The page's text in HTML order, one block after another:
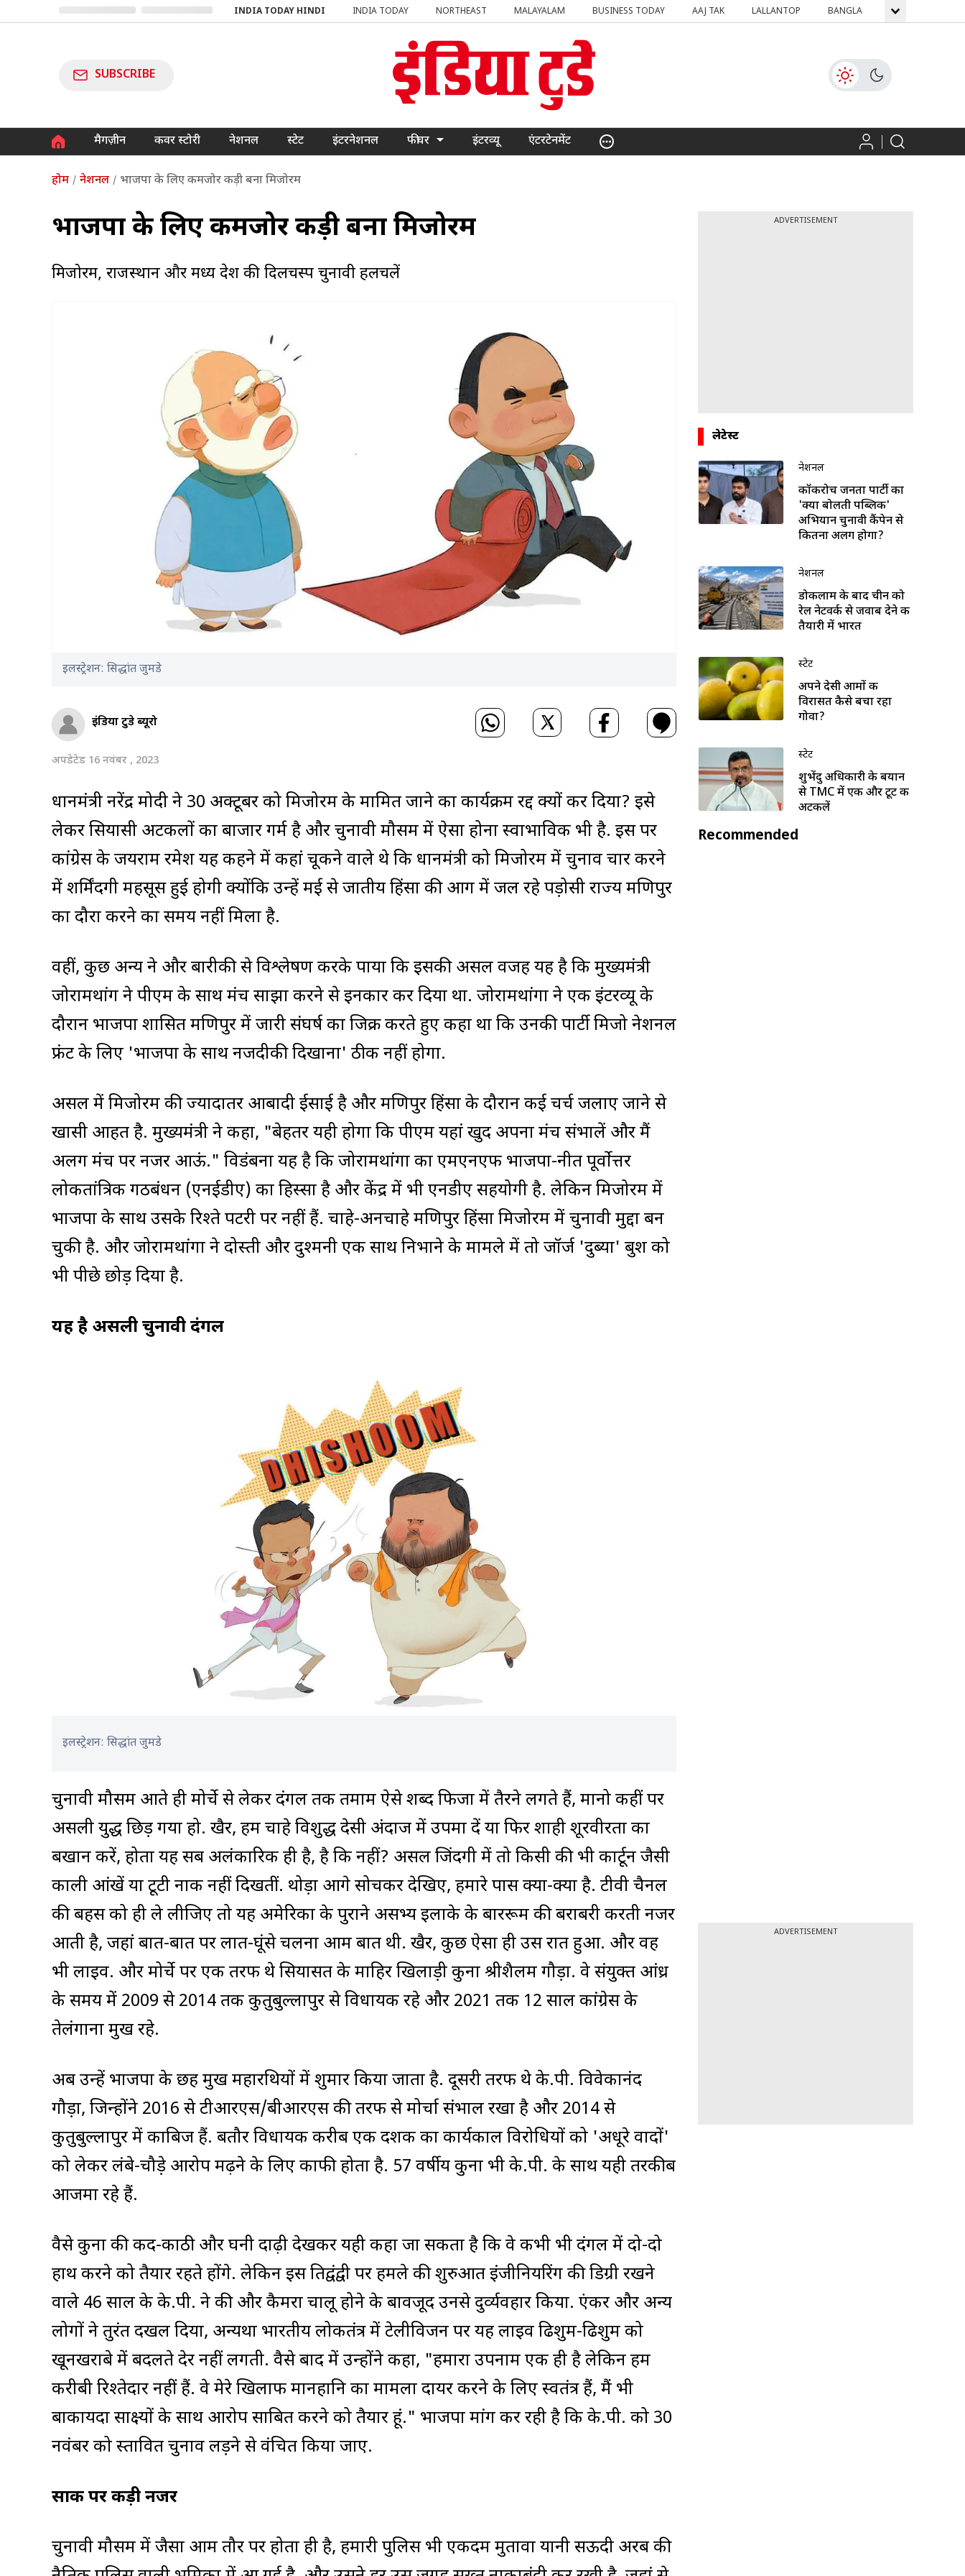
INDIA TODAY HINDI INDIA TODAY NORTHEAST MALAYALAM BUSINESS TODAY AAJ TAK LALLANTOP BANGLA GNTTV
SUBSCRIBE
मैगज़ीन कवर स्टोरी नेशनल स्टेट इंटरनेशनल फीचर इंटरव्यू एंटरटेनमेंट
होम नेशनल भाजपा के लिए कमजोर कड़ी बना मिजोरम
भाजपा के लिए कमजोर कड़ी बना मिजोरम
मिजोरम, राजस्थान और मध्य प्रदेश की दिलचस्प चुनावी हलचलें
इलस्ट्रेशन: सिद्धांत जुमडे
इंडिया टुडे ब्यूरो
अपडेटेड 16 नवंबर , 2023
प्रधानमंत्री नरेंद्र मोदी ने 30 अक्टूबर को मिजोरम के मामित जाने का कार्यक्रम रद्द क्यों कर दिया? इसे
लेकर सियासी अटकलों का बाजार गर्म है और चुनावी मौसम में ऐसा होना स्वाभाविक भी है. इस पर
कांग्रेस के जयराम रमेश यह कहने में कहां चूकने वाले थे कि प्रधानमंत्री को मिजोरम में चुनाव प्रचार करने
में शर्मिंदगी महसूस हुई होगी क्योंकि उन्हें मई से जातीय हिंसा की आग में जल रहे पड़ोसी राज्य मणिपुर
का दौरा करने का समय नहीं मिला है.
वहीं, कुछ अन्य ने और बारीकी से विश्लेषण करके पाया कि इसकी असल वजह यह है कि मुख्यमंत्री
जोरामथांग ने पीएम के साथ मंच साझा करने से इनकार कर दिया था. जोरामथांगा ने एक इंटरव्यू के
दौरान भाजपा शासित मणिपुर में जारी संघर्ष का जिक्र करते हुए कहा था कि उनकी पार्टी मिजो नेशनल
फ्रंट के लिए 'भाजपा के साथ नजदीकी दिखाना' ठीक नहीं होगा.
असल में मिजोरम की ज्यादातर आबादी ईसाई है और मणिपुर हिंसा के दौरान कई चर्च जलाए जाने से
खासी आहत है. मुख्यमंत्री ने कहा, "बेहतर यही होगा कि पीएम यहां खुद अपना मंच संभालें और मैं
अलग मंच पर नजर आऊं." विडंबना यह है कि जोरामथांगा का एमएनएफ भाजपा-नीत पूर्वोत्तर
लोकतांत्रिक गठबंधन (एनईडीए) का हिस्सा है और केंद्र में भी एनडीए सहयोगी है. लेकिन मिजोरम में
भाजपा के साथ उसके रिश्ते पटरी पर नहीं हैं. चाहे-अनचाहे मणिपुर हिंसा मिजोरम में चुनावी मुद्दा बन
चुकी है. और जोरामथांगा ने दोस्ती और दुश्मनी एक साथ निभाने के मामले में तो जॉर्ज 'दुब्या' बुश को
भी पीछे छोड़ दिया है.
यह है असली चुनावी दंगल
इलस्ट्रेशन: सिद्धांत जुमडे
चुनावी मौसम आते ही मोर्चे से लेकर दंगल तक तमाम ऐसे शब्द फिजा में तैरने लगते हैं, मानो कहीं पर
असली युद्ध छिड़ गया हो. खैर, हम चाहे विशुद्ध देसी अंदाज में उपमा दें या फिर शाही शूरवीरता का
बखान करें, होता यह सब अलंकारिक ही है, है कि नहीं? असल जिंदगी में तो किसी की भी कार्टून जैसी
काली आंखें या टूटी नाक नहीं दिखतीं. थोड़ा आगे सोचकर देखिए, हमारे पास क्या-क्या है. टीवी चैनल
की बहस को ही ले लीजिए तो यह अमेरिका के पुराने असभ्य इलाके के बाररूम की बराबरी करती नजर
आती है, जहां बात-बात पर लात-घूंसे चलना आम बात थी. खैर, कुछ ऐसा ही उस रात हुआ. और वह
भी लाइव. और मोर्चे पर एक तरफ थे सियासत के माहिर खिलाड़ी कुना श्रीशैलम गौड़ा. वे संयुक्त आंध्र
के समय में 2009 से 2014 तक कुतुबुल्लापुर से विधायक रहे और 2021 तक 12 साल कांग्रेस के
तेलंगाना प्रमुख रहे.
अब उन्हें भाजपा के छह प्रमुख महारथियों में शुमार किया जाता है. दूसरी तरफ थे के.पी. विवेकानंद
गौड़ा, जिन्होंने 2016 से टीआरएस/बीआरएस की तरफ से मोर्चा संभाल रखा है और 2014 से
कुतुबुल्लापुर में काबिज हैं. बतौर विधायक करीब एक दशक का कार्यकाल विरोधियों को 'अधूरे वादों'
को लेकर लंबे-चौड़े आरोप मढ़ने के लिए काफी होता है. 57 वर्षीय कुना भी के.पी. के साथ यही तरकीब
आजमा रहे हैं.
वैसे कुना की कद-काठी और घनी दाढ़ी देखकर यही कहा जा सकता है कि वे कभी भी दंगल में दो-दो
हाथ करने को तैयार रहते होंगे. लेकिन इस प्रतिद्वंद्वी पर हमले की शुरुआत इंजीनियरिंग की डिग्री रखने
वाले 46 साल के के.पी. ने की और कैमरा चालू होने के बावजूद उनसे दुर्व्यवहार किया. एंकर और अन्य
लोगों ने तुरंत दखल दिया, अन्यथा भारतीय लोकतंत्र में टेलीविजन पर यह लाइव ढिशुम-ढिशुम को
खूनखराबे में बदलते देर नहीं लगती. वैसे बाद में उन्होंने कहा, "हमारा उपनाम एक ही है लेकिन हम
करीबी रिश्तेदार नहीं हैं. वे मेरे खिलाफ मानहानि का मामला दायर करने के लिए स्वतंत्र हैं, मैं भी
बाकायदा साक्ष्यों के साथ आरोप साबित करने को तैयार हूं." भाजपा मांग कर रही है कि के.पी. को 30
नवंबर को प्रस्तावित चुनाव लड़ने से वंचित किया जाए.
साकी पर कड़ी नजर
चुनावी मौसम में जैसा आम तौर पर होता ही है, हमारी पुलिस भी एकदम मुतावा यानी सऊदी अरब की
ADVERTISEMENT
लेटेस्ट
नेशनल
कॉकरोच जनता पार्टी का
'क्या बोलती पब्लिक'
अभियान चुनावी कैंपेन से
कितना अलग होगा?
नेशनल
डोकलाम के बाद चीन को
रेल नेटवर्क से जवाब देने की
तैयारी में भारत
स्टेट
अपने देसी आमों की
विरासत कैसे बचा रहा
गोवा?
स्टेट
शुभेंदु अधिकारी के बयान
से TMC में एक और टूट की
अटकलें
Recommended
ADVERTISEMENT